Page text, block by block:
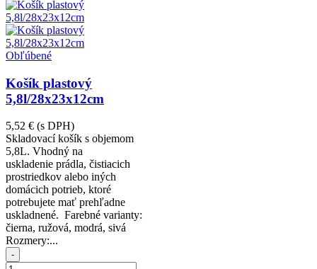
Obľúbené
Košík plastový
5,8l/28x23x12cm
5,52 € (s DPH)
Skladovací košík s objemom
5,8L. Vhodný na
uskladenie prádla, čistiacich
prostriedkov alebo iných
domácich potrieb, ktoré
potrebujete mať prehľadne
uskladnené. Farebné varianty:
čierna, ružová, modrá, sivá
Rozmery:...
-